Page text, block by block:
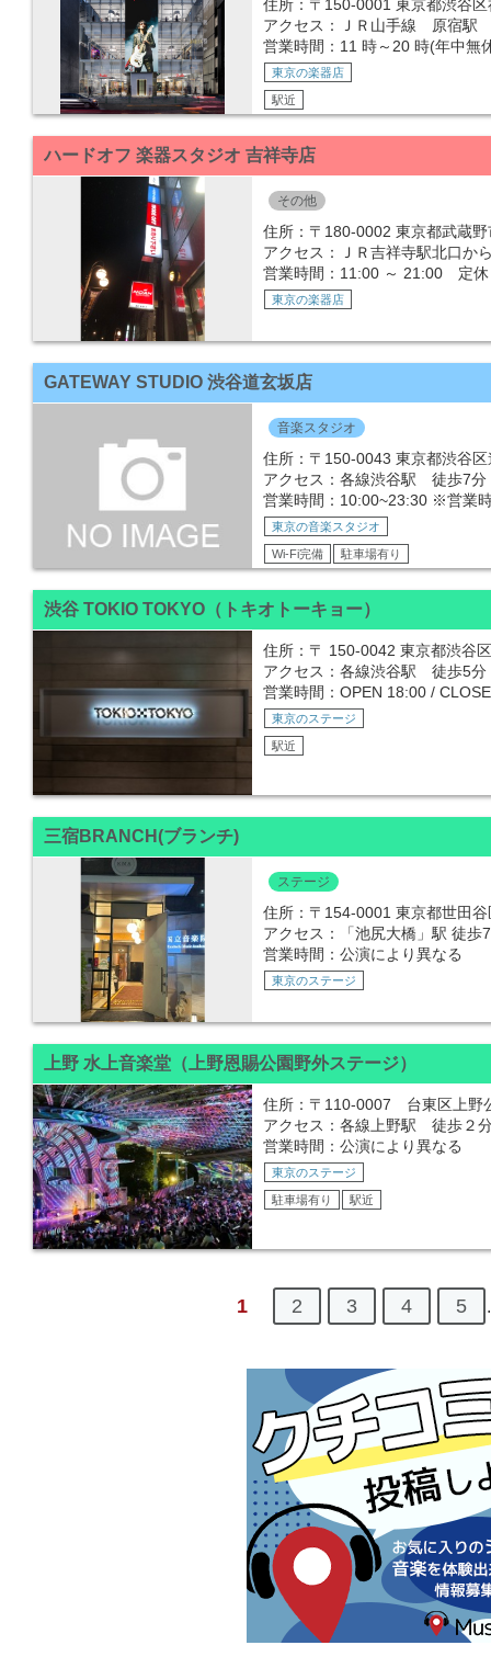
住所：〒150-0001 東京都渋谷
アクセス：ＪＲ山手線 原宿
営業時間：11 時～20 時(年中無
東京の楽器店
駅近
ハードオフ 楽器スタジオ 吉祥寺店
その他
住所：〒180-0002 東京都武蔵
アクセス：ＪＲ吉祥寺駅北口か
営業時間：11:00 ～ 21:00 定休
東京の楽器店
GATEWAY STUDIO 渋谷道玄坂店
音楽スタジオ
住所：〒150-0043 東京都渋谷
アクセス：各線渋谷駅 徒歩7分
営業時間：10:00~23:30 ※営業
東京の音楽スタジオ
Wi-Fi完備 駐車場有り
渋谷 TOKIO TOKYO（トキオトーキョー）
住所：〒 150-0042 東京都渋谷
アクセス：各線渋谷駅 徒歩5分
営業時間：OPEN 18:00 /
東京のステージ
駅近
三宿BRANCH(ブランチ)
ステージ
住所：〒154-0001 東京都世田
アクセス：「池尻大橋」駅 徒歩
営業時間：公演により異なる
東京のステージ
上野 水上音楽堂（上野恩賜公園野外ステージ）
住所：〒110-0007 台東区上野
アクセス：各線上野駅 徒歩２
営業時間：公演により異なる
東京のステージ
駐車場有り 駅近
1 2 3 4 5